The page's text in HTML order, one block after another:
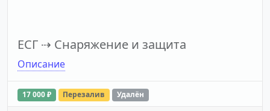
ЕСГ ⇢ Снаряжение и защита
Описание
17 000 ₽ Перезалив Удалён